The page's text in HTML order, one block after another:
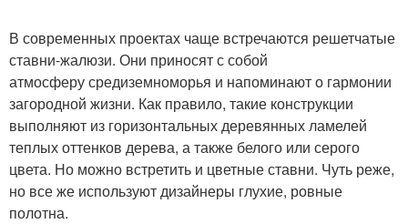
В современных проектах чаще встречаются решетчатые
ставни-жалюзи. Они приносят с собой
атмосферу средиземноморья и напоминают о гармонии
загородной жизни. Как правило, такие конструкции
выполняют из горизонтальных деревянных ламелей
теплых оттенков дерева, а также белого или серого
цвета. Но можно встретить и цветные ставни. Чуть реже,
но все же используют дизайнеры глухие, ровные
полотна.